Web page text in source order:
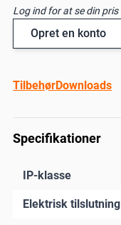
Log ind for at se din pris
Opret en konto
TilbehørDownloads
Specifikationer
IP-klasse
Elektrisk tilslutning